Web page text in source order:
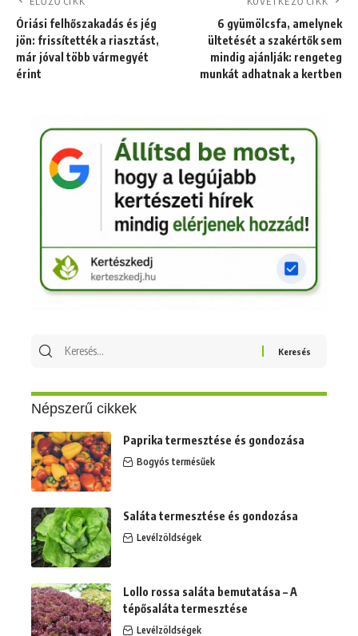
Óriási felhőszakadás és jég
jön: frissítették a riasztást,
már jóval több vármegyét
érint
6 gyümölcsfa, amelynek
ültetését a szakértők sem
mindig ajánlják: rengeteg
munkát adhatnak a kertben
Keresés
Népszerű cikkek
Paprika termesztése és gondozása
Bogyós termésűek
Saláta termesztése és gondozása
Levélzöldségek
Lollo rossa saláta bemutatása – A
tépősaláta termesztése
Levélzöldségek